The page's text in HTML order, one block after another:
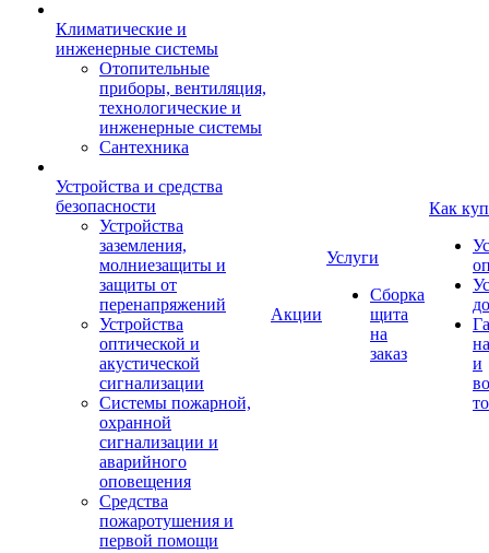
Климатические и
инженерные системы
Отопительные
приборы, вентиляция,
технологические и
инженерные системы
Сантехника
Устройства и средства
безопасности
Устройства
заземления,
молниезащиты и
защиты от
перенапряжений
Устройства
оптической и
акустической
сигнализации
Системы пожарной,
охранной
сигнализации и
аварийного
оповещения
Средства
пожаротушения и
первой помощи
Акции
Услуги
Сборка
щита
на
заказ
Как
и